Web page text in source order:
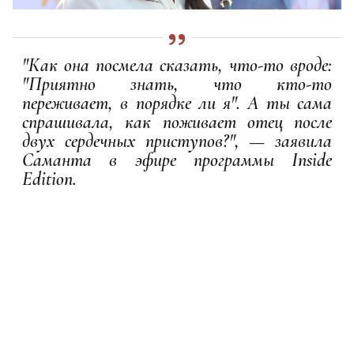
"Как она посмела сказать, что-то вроде:
"Приятно знать, что кто-то
переживает, в порядке ли я". А ты сама
спрашивала, как поживает отец после
двух сердечных приступов?", — заявила
Саманта в эфире программы Inside
Edition.